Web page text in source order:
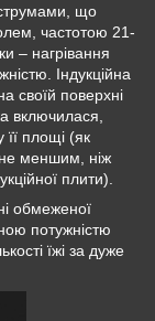
що
частотою 21-
– нагрівання
Індукційна
своїй поверхні
включилася,
її площі (як
меншим, ніж
плити).
обмеженої
потужністю
їжі за дуже